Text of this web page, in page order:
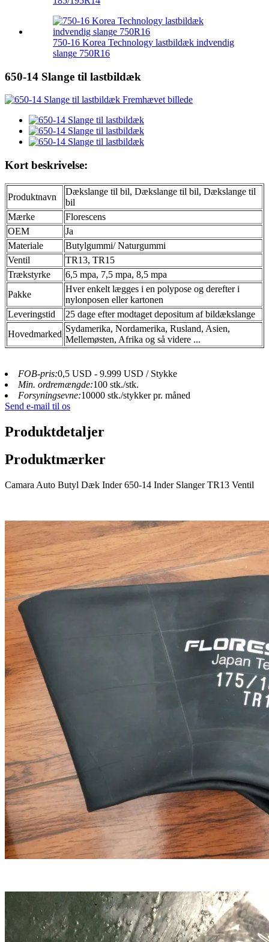
750-16 Korea Technology lastbildæk indvendig
slange 750R16
650-14 Slange til lastbildæk
Kort beskrivelse:
Produktnavn
Dækslange til bil, Dækslange til bil, Dækslange til
bil
Mærke
Florescens
OEM
Ja
Materiale
Butylgummi/ Naturgummi
Ventil
TR13, TR15
Trækstyrke
6,5 mpa, 7,5 mpa, 8,5 mpa
Pakke
Hver enkelt lægges i en polypose og derefter i
nylonposen eller kartonen
Leveringstid
25 dage efter modtaget depositum af bildækslange
Hovedmarked
Sydamerika, Nordamerika, Rusland, Asien,
Mellemøsten, Afrika og så videre ...
FOB-pris:0,5 USD - 9.999 USD / Stykke
Min. ordremængde:100 stk./stk.
Forsyningsevne:10000 stk./stykker pr. måned
Send e-mail til os
Produktdetaljer
Produktmærker
Camara Auto Butyl Dæk Inder 650-14 Inder Slanger TR13 Ventil